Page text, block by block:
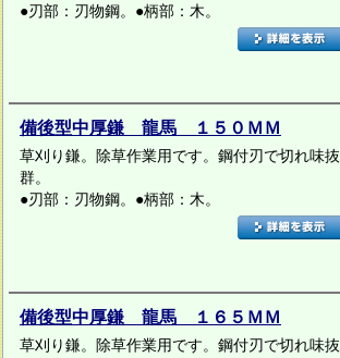
●刃部：刃物鋼。●柄部：木。
備後型中厚鎌 龍馬 １５０ＭＭ
草刈り鎌。除草作業用です。鋼付刃で切れ味抜
群。
●刃部：刃物鋼。●柄部：木。
備後型中厚鎌 龍馬 １６５ＭＭ
草刈り鎌。除草作業用です。鋼付刃で切れ味抜